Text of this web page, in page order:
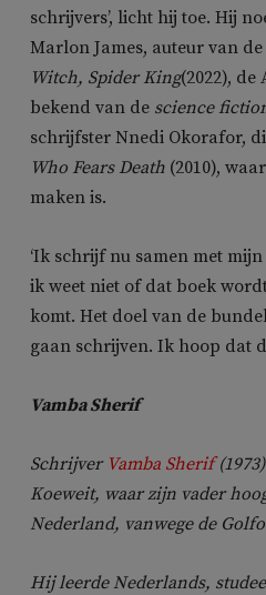
schrijvers’, licht hij toe. Hij
Marlon James, auteur van
Witch, Spider King(2022),
bekend van de science
schrijfster Nnedi Okorafor,
Who Fears Death (2010),
maken is.
‘Ik schrijf nu samen met
ik weet niet of dat boek
komt. Het doel van de
gaan schrijven. Ik hoop dat
Vamba Sherif
Schrijver Vamba Sherif
Koeweit, waar zijn vader
Nederland, vanwege de
Hij leerde Nederlands,